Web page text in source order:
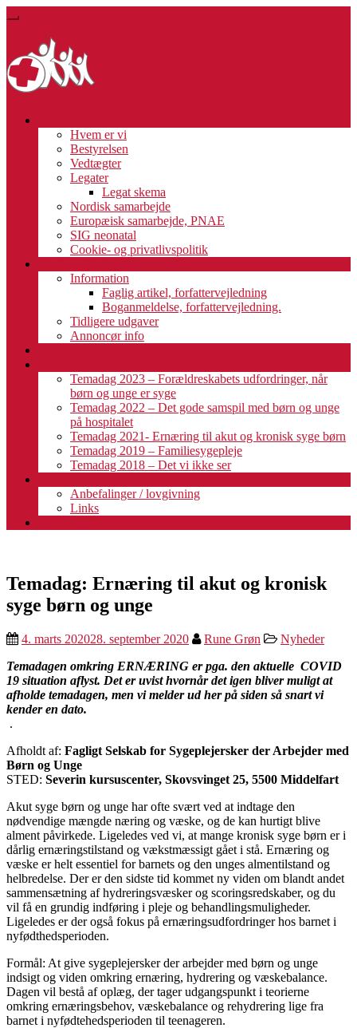
Skip
content
Toggle
navigation
Hvem er vi
Bestyrelsen
Vedtægter
Legater
Legat skema
Nordisk samarbejde
Europæisk samarbejde, PNAE
SIG neonatal
Cookie- og privatlivspolitik
Information
Faglig artikel, forfattervejledning
Boganmeldelse, forfattervejledning.
Tidligere udgaver
Annoncør info
Temadag 2023 – Forældreskabets udfordringer, når
børn og unge er syge
Temadag 2022 – Det gode samspil med børn og unge
på hospitalet
Temadag 2021- Ernæring til akut og kronisk syge børn
Temadag 2019 – Familiesygepleje
Temadag 2018 – Det vi ikke ser
Anbefalinger / lovgivning
Links
Temadag: Ernæring til akut og kronisk
syge børn og unge
4. marts 202028. september 2020 Rune Grøn
Nyheder
Temadagen omkring ERNÆRING er pga. den aktuelle COVID
19 situation aflyst. Det er uvist hvornår det igen bliver muligt at
afholde temadagen, men vi melder ud her på siden så snart vi
kender en dato.
.
Afholdt af: Fagligt Selskab for Sygeplejersker der Arbejder med
Børn og Unge
STED: Severin kursuscenter, Skovsvinget 25, 5500 Middelfart
Akut syge børn og unge har ofte svært ved at indtage den
nødvendige mængde næring og væske, og de kan hurtigt blive
alment påvirkede. Ligeledes ved vi, at mange kronisk syge børn er i
dårlig ernæringstilstand og vækstmæssigt gået i stå. Ernæring og
væske er helt essentiel for barnets og den unges almentilstand og
helbredelse. Der er den sidste tid kommet ny viden om blandt andet
sammensætning af hydreringsvæsker og scoringsredskaber, og du
vil få en grundig indføring i pleje og behandlingsmuligheder.
Ligeledes er der også fokus på ernæringsudfordringer hos barnet i
nyfødthedsperioden.
Formål: At give sygeplejersker der arbejder med børn og unge
indsigt og viden omkring ernæring, hydrering og væskebalance.
Dagen vil bestå af oplæg, der tager udgangspunkt i teorierne
omkring ernæringsbehov, væskebalance og rehydrering lige fra
barnet i nyfødtehedsperioden til teenageren.